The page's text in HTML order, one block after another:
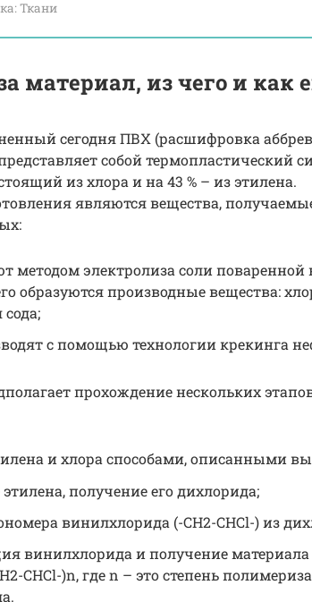
Ткани
материал, из чего и как
сегодня ПВХ (расшифровка
собой термопластический
из хлора и на 43 % – из этилена.
являются вещества,
методом электролиза соли поваренной
образуются производные вещества:
сода;
с помощью технологии крекинга
прохождение нескольких
и хлора способами, описанными
получение его дихлорида;
винилхлорида (-СН2-CHCl-) из
винилхлорида и получение
CHCl-)n, где n – это степень